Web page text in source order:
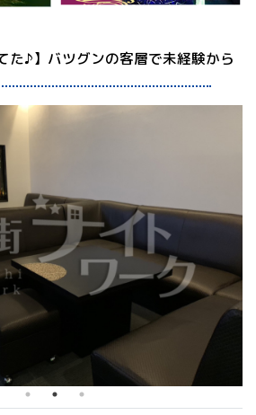
た♪】バツグンの客層で未経験から